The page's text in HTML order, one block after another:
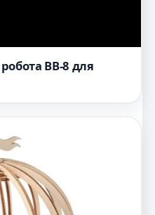
BB-8 для